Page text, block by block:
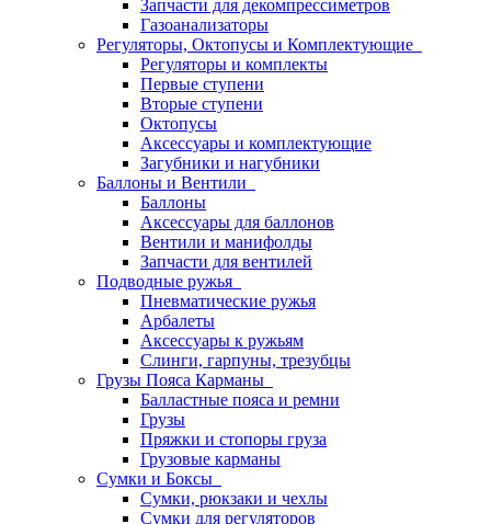
Запчасти для декомпрессиметров
Газоанализаторы
Регуляторы, Октопусы и Комплектующие
Регуляторы и комплекты
Первые ступени
Вторые ступени
Октопусы
Аксессуары и комплектующие
Загубники и нагубники
Баллоны и Вентили
Баллоны
Аксессуары для баллонов
Вентили и манифолды
Запчасти для вентилей
Подводные ружья
Пневматические ружья
Арбалеты
Аксессуары к ружьям
Слинги, гарпуны, трезубцы
Грузы Пояса Карманы
Балластные пояса и ремни
Грузы
Пряжки и стопоры груза
Грузовые карманы
Сумки и Боксы
Сумки, рюкзаки и чехлы
Сумки для регуляторов